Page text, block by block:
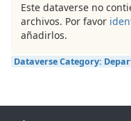
Este dataverse no
archivos. Por favor
añadirlos.
Dataverse Category: